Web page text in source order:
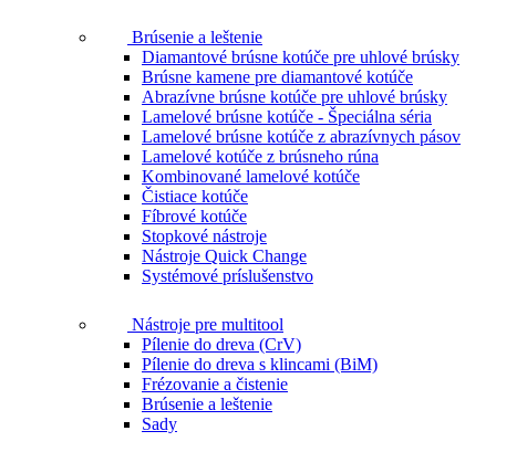
Brúsenie a leštenie
Diamantové brúsne kotúče pre uhlové brúsky
Brúsne kamene pre diamantové kotúče
Abrazívne brúsne kotúče pre uhlové brúsky
Lamelové brúsne kotúče - Špeciálna séria
Lamelové brúsne kotúče z abrazívnych pásov
Lamelové kotúče z brúsneho rúna
Kombinované lamelové kotúče
Čistiace kotúče
Fíbrové kotúče
Stopkové nástroje
Nástroje Quick Change
Systémové príslušenstvo
Nástroje pre multitool
Pílenie do dreva (CrV)
Pílenie do dreva s klincami (BiM)
Frézovanie a čistenie
Brúsenie a leštenie
Sady